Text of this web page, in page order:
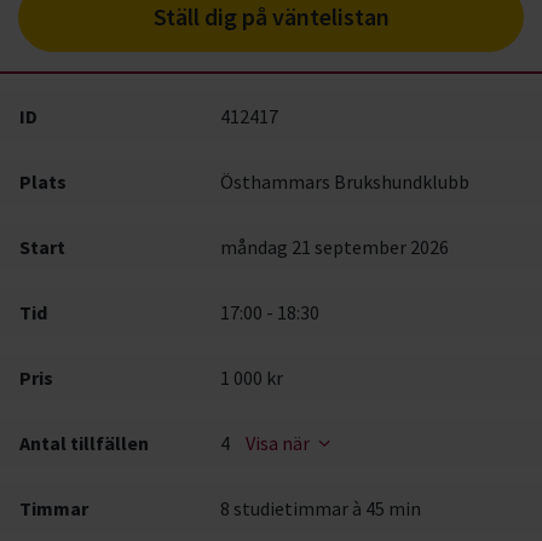
Ställ dig på väntelistan
ID 412417
Plats Östhammars Brukshundklubb
Start måndag 21 september 2026
Tid 17:00 - 18:30
Pris 1 000 kr
Antal tillfällen 4 Visa när
Timmar 8 studietimmar à 45 min